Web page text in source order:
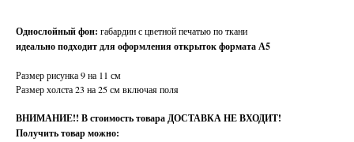
Однослойный фон: габардин с цветной печатью по ткани
идеально подходит для оформления открыток формата А5
Размер рисунка 9 на 11 см
Размер холста 23 на 25 см включая поля
ВНИМАНИЕ!! В стоимость товара ДОСТАВКА НЕ ВХОДИТ!
Получить товар можно: